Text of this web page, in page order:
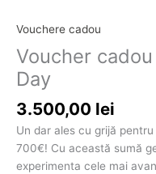
Vouchere cadou
Voucher
Day
3.500,00 lei
Un dar ales cu grijă
700€! Cu această sumă
experimenta cele mai
700€
-
Valentine's
Day